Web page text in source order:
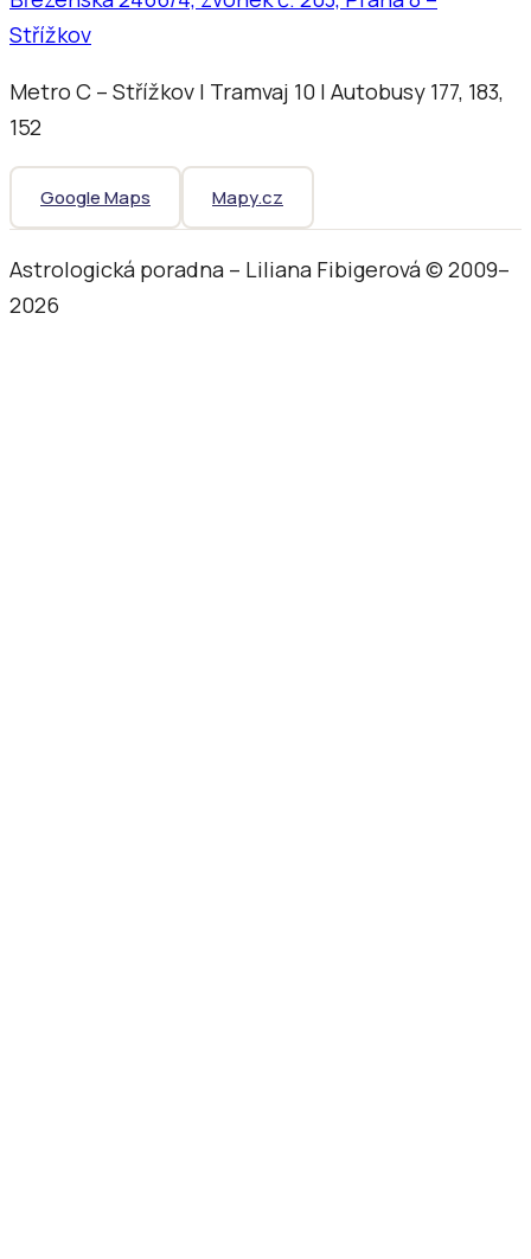
Střížkov
Metro C – Střížkov | Tramvaj 10 | Autobusy 177, 183,
152
Google Maps Mapy.cz
Astrologická poradna – Liliana Fibigerová © 2009–
2026